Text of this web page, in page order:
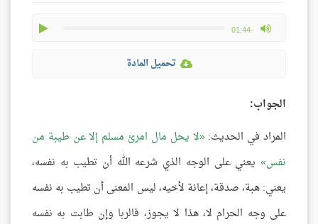
-01:44
max volume
تحميل المادة
الجواب:
المراد في الحديث: لا يحل مال امرئ مسلم إلا عن طيبة من
نفس
يعني على الوجه الذي شرعه الله أن تطيب به نفسه،
يعني: هبة، صدقة، إعانة لأخيه، ليس المعنى أن تطيب به نفسه
على وجه الحرام لا، هذا لا يجوز، فالربا وإن طابت به نفسه